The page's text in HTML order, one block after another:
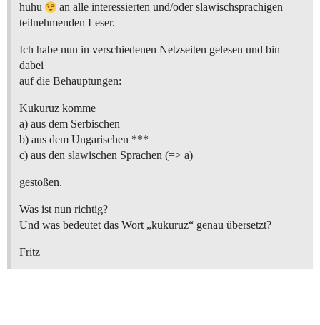
huhu
an alle interessierten und/oder slawischsprachigen
teilnehmenden Leser.
Ich habe nun in verschiedenen Netzseiten gelesen und bin
dabei
auf die Behauptungen:
Kukuruz komme
a) aus dem Serbischen
b) aus dem Ungarischen ***
c) aus den slawischen Sprachen (=> a)
gestoßen.
Was ist nun richtig?
Und was bedeutet das Wort „kukuruz“ genau übersetzt?
Fritz